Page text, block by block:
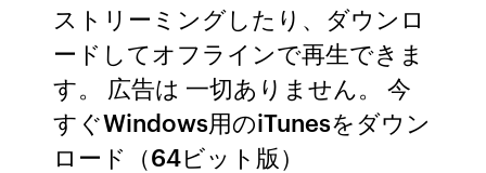
ストリーミングしたり、ダウンロ
ードしてオフラインで再生できま
す。 広告は 一切ありません。 今
すぐWindows用のiTunesをダウン
ロード（64ビット版）